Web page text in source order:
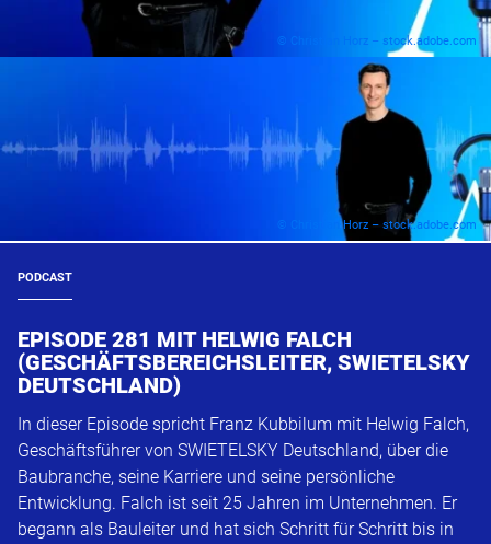
© Christian Horz – stock.adobe.com
© Christian Horz – stock.adobe.com
PODCAST
EPISODE 281 MIT HELWIG FALCH
(GESCHÄFTSBEREICHSLEITER, SWIETELSKY
DEUTSCHLAND)
In dieser Episode spricht Franz Kubbilum mit Helwig Falch,
Geschäftsführer von SWIETELSKY Deutschland, über die
Baubranche, seine Karriere und seine persönliche
Entwicklung. Falch ist seit 25 Jahren im Unternehmen. Er
begann als Bauleiter und hat sich Schritt für Schritt bis in